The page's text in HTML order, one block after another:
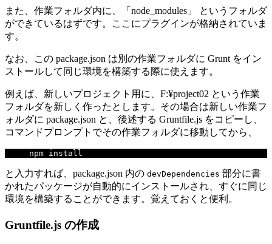
また、作業フォルダ内に、「node_modules」 というフォルダ
ができているはずです。ここにプラグインが格納されていま
す。
なお、この package.json は別の作業フォルダに Grunt をイン
ストールして同じ環境を構築する際に使えます。
例えば、新しいプロジェクト用に、F:¥project02 という作業
フォルダを新しく作ったとします。その場合は新しい作業フ
ォルダに package.json と、後述する Gruntfile.js をコピーし、
コマンドプロンプトでその作業フォルダに移動してから、
npm install
と入力すれば、package.json 内の devDependencies 部分に書
かれたパッケージが自動的にインストールされ、すぐに同じ
環境を構築することができます。覚えておくと便利。
Gruntfile.js の作成